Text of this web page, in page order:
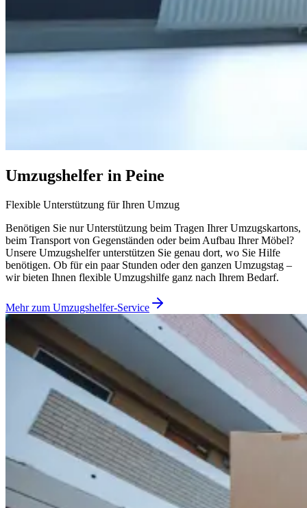
Umzugshelfer in Peine
Flexible Unterstützung für Ihren Umzug
Benötigen Sie nur Unterstützung beim Tragen Ihrer Umzugskartons,
beim Transport von Gegenständen oder beim Aufbau Ihrer Möbel?
Unsere Umzugshelfer unterstützen Sie genau dort, wo Sie Hilfe
benötigen. Ob für ein paar Stunden oder den ganzen Umzugstag –
wir bieten Ihnen flexible Umzugshilfe ganz nach Ihrem Bedarf.
Mehr zum Umzugshelfer-Service